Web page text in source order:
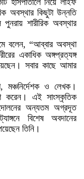
অবস্থার কিছুটা উন্নতি
শারীরিক অবস্থার
বলেন, “আব্বার অবস্থা
একাধিক অঙ্গপ্রত্যঙ্গ
সবার কাছে আমার
মঞ্চনির্দেশক ও লেখক।
করেন। এই সাংস্কৃতিক
অন্যতম অগ্রদূত
বিশেষ অবদানের
তিনি।